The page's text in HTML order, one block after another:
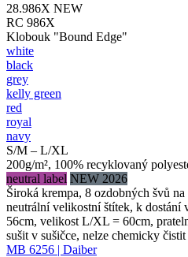
28.986X NEW
RC 986X
Klobouk "Bound Edge"
white
black
grey
kelly green
red
royal
navy
S/M – L/XL
200g/m², 100% recyklovaný
neutral label NEW 2026
Široká krempa, 8 ozdobných švů
neutrální velikostní štítek, k dostání
56cm, velikost L/XL = 60cm,
sušit v sušičce, nelze chemicky čistit
MB 6256 | Daiber